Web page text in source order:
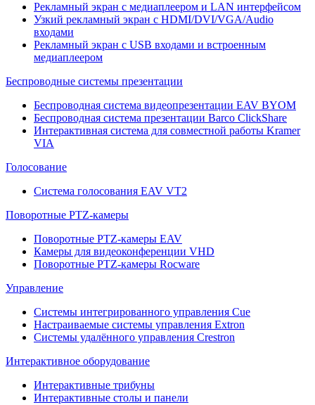
Рекламный экран с медиаплеером и LAN интерфейсом
Узкий рекламный экран с HDMI/DVI/VGA/Audio
входами
Рекламный экран с USB входами и встроенным
медиаплеером
Беспроводные системы презентации
Беспроводная система видеопрезентации EAV BYOM
Беспроводная система презентации Barco ClickShare
Интерактивная система для совместной работы Kramer
VIA
Голосование
Система голосования EAV VT2
Поворотные PTZ-камеры
Поворотные PTZ-камеры EAV
Камеры для видеоконференции VHD
Поворотные PTZ-камеры Rocware
Управление
Системы интегрированного управления Cue
Настраиваемые системы управления Extron
Системы удалённого управления Crestron
Интерактивное оборудование
Интерактивные трибуны
Интерактивные столы и панели